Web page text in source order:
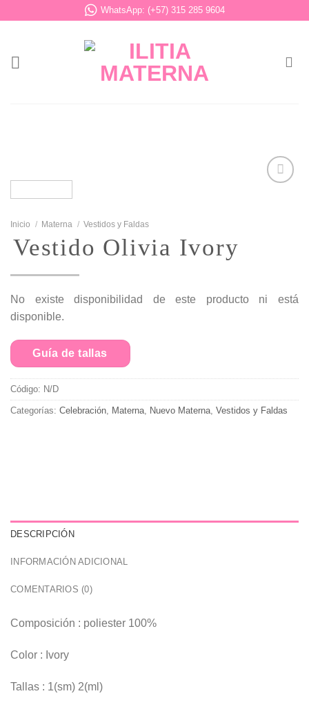
WhatsApp: (+57) 315 285 9604
Inicio / Materna / Vestidos y Faldas
Vestido Olivia Ivory
No existe disponibilidad de este producto ni está
disponible.
Guía de tallas
Código: N/D
Categorías: Celebración Materna Nuevo Materna Vestidos y Faldas
DESCRIPCIÓN
INFORMACIÓN ADICIONAL
COMENTARIOS (0)
Composición : poliester 100%
Color : Ivory
Tallas : 1(sm) 2(ml)